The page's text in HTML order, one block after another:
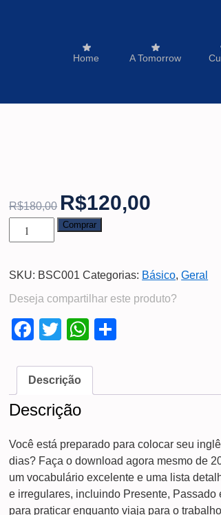
Home A Tomorrow
R$180,00 R$120,00
Comprar
SKU: BSC001 Categorias: Básico,Geral
Deseja compartilhar este produto?
Facebook
TwitterWhatsApp
Descrição
Descrição
Você está preparado para colocar seu
dias? Faça o download agora mesmo de
um vocabulário excelente e uma lista
e irregulares, incluindo Presente, Passado
para praticar enquanto viaja para o